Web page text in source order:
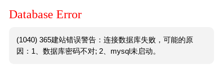
Database Error
(1040) 365建站错误警告：连接数据库失败，可能的原
因：1、数据库密码不对; 2、mysql未启动。